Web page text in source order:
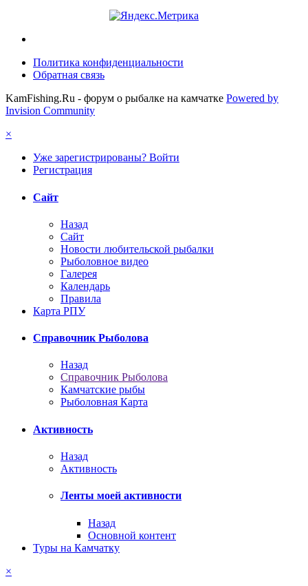
Политика конфиденциальности
Обратная связь
KamFishing.Ru - форум о рыбалке на камчатке Powered by
Invision Community
×
Уже зарегистрированы? Войти
Регистрация
Сайт
Назад
Сайт
Новости любительской рыбалки
Рыболовное видео
Галерея
Календарь
Правила
Карта РПУ
Справочник Рыболова
Назад
Справочник Рыболова
Камчатские рыбы
Рыболовная Карта
Активность
Назад
Активность
Ленты моей активности
Назад
Основной контент
Туры на Камчатку
×